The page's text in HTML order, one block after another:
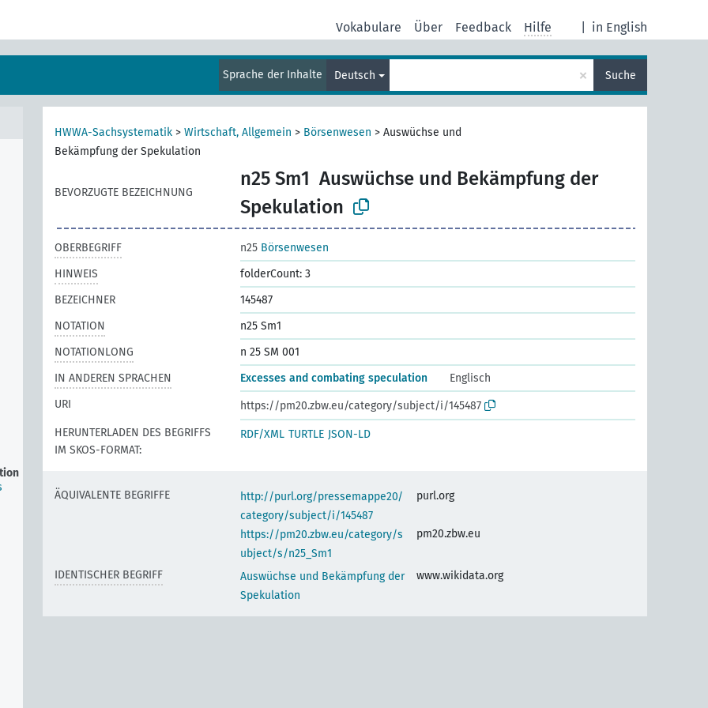
in English
Vokabulare Über Feedback Hilfe
Sprache der Inhalte Deutsch × Suche
HWWA-Sachsystematik > Wirtschaft, Allgemein > Börsenwesen > Auswüchse und
Bekämpfung der Spekulation
BEVORZUGTE BEZEICHNUNG
n25 Sm1 Auswüchse und Bekämpfung der
Spekulation
OBERBEGRIFF n25 Börsenwesen
HINWEIS
folderCount: 3
BEZEICHNER
145487
NOTATION
n25 Sm1
NOTATIONLONG
n 25 SM 001
IN ANDEREN SPRACHEN
Excesses and combating speculation
Englisch
URI
https://pm20.zbw.eu/category/subject/i/145487
HERUNTERLADEN DES BEGRIFFS
IM SKOS-FORMAT:
RDF/XML TURTLE JSON-LD
ÄQUIVALENTE BEGRIFFE
http://purl.org/pressemappe20/
category/subject/i/145487
purl.org
https://pm20.zbw.eu/category/s
ubject/s/n25_Sm1
pm20.zbw.eu
IDENTISCHER BEGRIFF
Auswüchse und Bekämpfung der
Spekulation
www.wikidata.org